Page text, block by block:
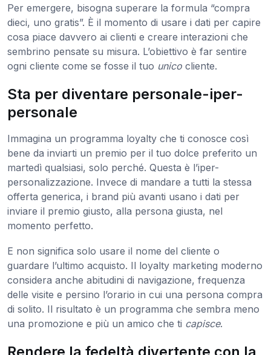
Per emergere, bisogna superare la formula “compra
dieci, uno gratis”. È il momento di usare i dati per capire
cosa piace davvero ai clienti e creare interazioni che
sembrino pensate su misura. L’obiettivo è far sentire
ogni cliente come se fosse il tuo unico cliente.
Sta per diventare personale-iper-
personale
Immagina un programma loyalty che ti conosce così
bene da inviarti un premio per il tuo dolce preferito un
martedì qualsiasi, solo perché. Questa è l’iper-
personalizzazione. Invece di mandare a tutti la stessa
offerta generica, i brand più avanti usano i dati per
inviare il premio giusto, alla persona giusta, nel
momento perfetto.
E non significa solo usare il nome del cliente o
guardare l’ultimo acquisto. Il loyalty marketing moderno
considera anche abitudini di navigazione, frequenza
delle visite e persino l’orario in cui una persona compra
di solito. Il risultato è un programma che sembra meno
una promozione e più un amico che ti capisce.